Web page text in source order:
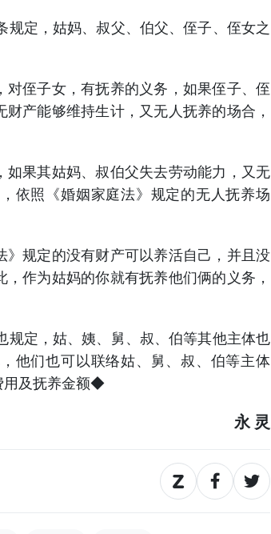
定，姑妈、叔父、伯父、侄子、侄女之
侄子女，有抚养的义务，如果侄子、侄
产能够维持生计，又无人抚养的场合，
果其姑妈、叔伯父失去劳动能力，又无
依照《婚姻家庭法》规定的无人抚养场
规定的没有财产可以养活自己，并且没
作为姑妈的你就有抚养他们俩的义务，
定，姑、姨、舅、叔、伯等其他主体也
他们也可以联络姑、舅、叔、伯等主体
用及抚养金额◆
永 灵